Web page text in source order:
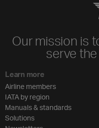
Our mission is
serve
Learn more
Airline members
IATA by region
Manuals & standards
Solutions